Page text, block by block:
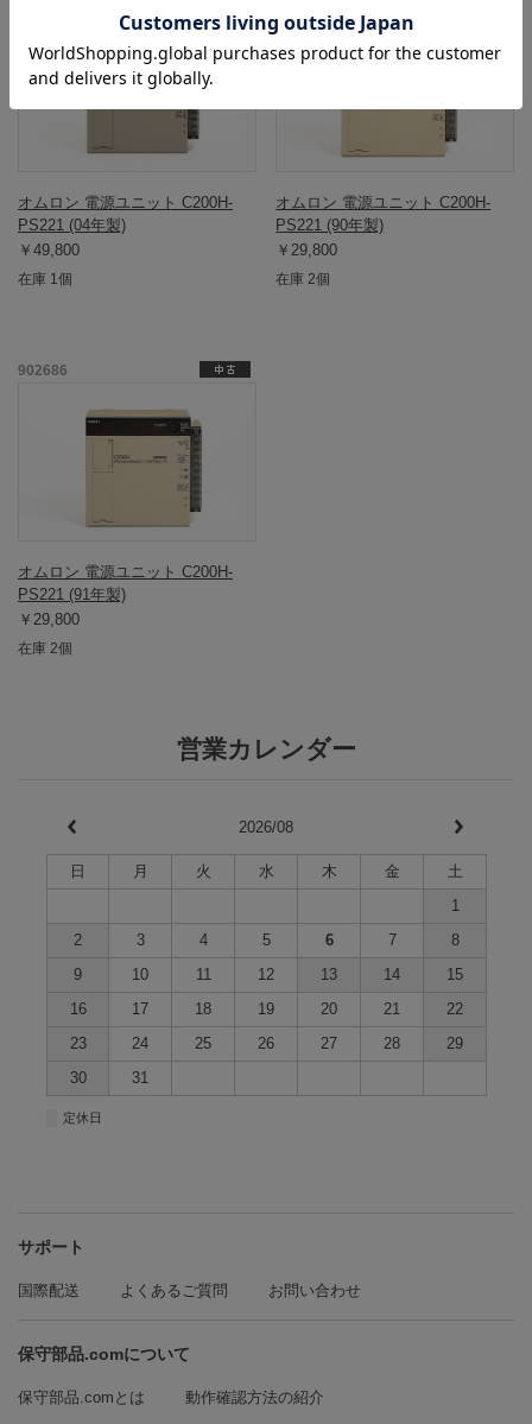
オムロン 電源ユニット C200H-
PS221 (04年製)
￥49,800
在庫 1個
オムロン 電源ユニット C200H-
PS221 (90年製)
￥29,800
在庫 2個
902686
オムロン 電源ユニット C200H-
PS221 (91年製)
￥29,800
在庫 2個
営業カレンダー
2026/08
日 月 火 水 木 金
土
1
2
3 4 5 6 7
8
9
10 11 12 13 14
15
16
17 18 19 20 21
22
23
24 25 26 27 28
29
30
31
定休日
サポート
国際配送 よくあるご質問 お問い合わせ
保守部品.comについて
保守部品.comとは 動作確認方法の紹介